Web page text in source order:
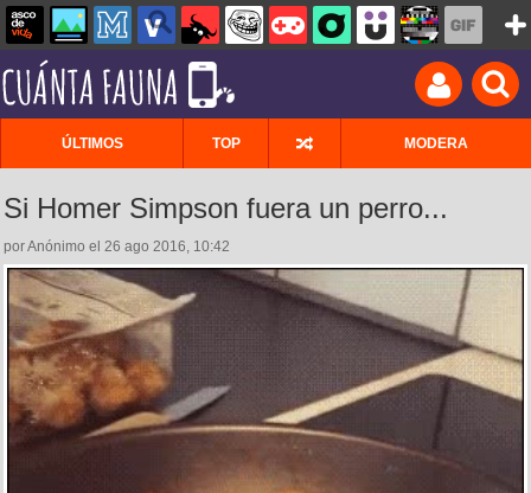
ÚLTIMOS TOP MODERA
Si Homer Simpson fuera un perro...
por Anónimo el 26 ago 2016, 10:42